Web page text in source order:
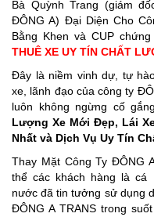
Bà Quỳnh Trang (giám
ĐÔNG A) Đại Diện Cho
Bằng Khen và CUP
THUÊ XE UY TÍN CHẤT
Đây là niềm vinh dự, tự
xe, lãnh đạo của công ty
luôn không ngừng cố
Lượng Xe Mới Đẹp, Lái
Nhất và Dịch Vụ Uy Tín
Thay Mặt Công Ty ĐÔNG
thể các khách hàng là cá
nước đã tin tưởng sử dụng
ĐÔNG A TRANS trong